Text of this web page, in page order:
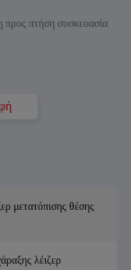
προς πτήση συσκευασία
μετατόπισης θέσης
λέιζερ